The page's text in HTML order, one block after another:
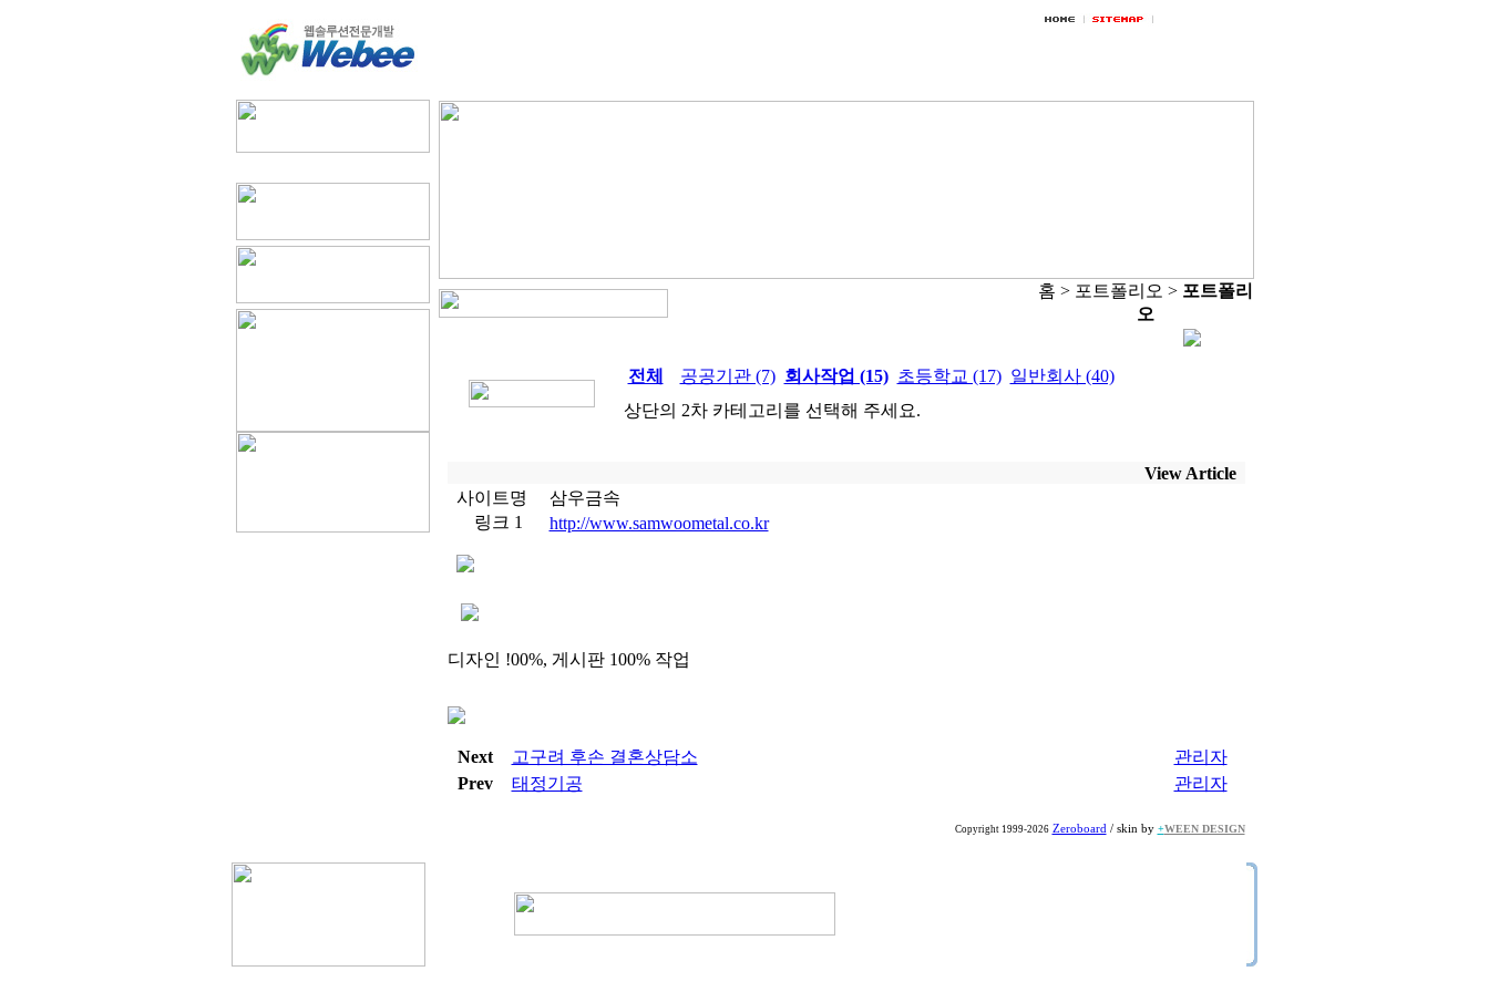
홈 > 포트폴리오 >포트폴리
오
전체 공공기관 (7) 회사작업 (15) 초등학교 (17) 일반회사 (40)
상단의 2차 카테고리를 선택해 주세요.
View Article
사이트명
삼우금속
링크 1
http://www.samwoometal.co.kr
디자인 !00%, 게시판 100% 작업
Next 고구려 후손 결혼상담소
관리자
Prev
태정기공 관리자
Copyright 1999-2026 Zeroboard / skin by +WEEN DESIGN